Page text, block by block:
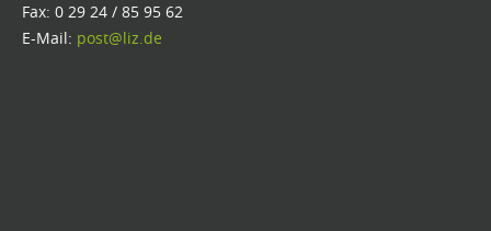
Fax: 0 29 24 / 85 95 62
E-Mail: post@liz.de